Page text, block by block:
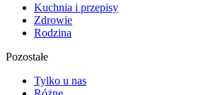
Kuchnia i przepisy
Zdrowie
Rodzina
Pozostałe
Tylko u nas